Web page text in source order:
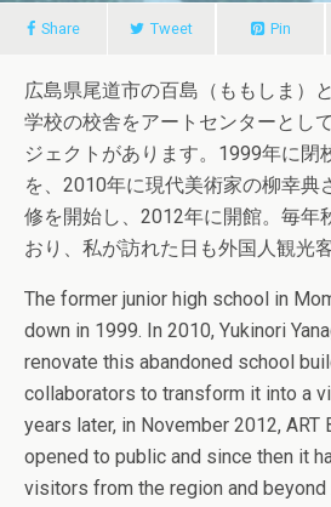
Share Tweet Pin
広島県尾道市の百島（ももしま）
学校の校舎をアートセンターとし
ジェクトがあります。1999年に閉
を、2010年に現代美術家の柳幸典
修を開始し、2012年に開館。毎年
おり、私が訪れた日も外国人観光
The former junior high school in
down in 1999. In 2010, Yukinori
renovate this abandoned school
collaborators to transform it into a
years later, in November 2012, ART
opened to public and since then it
visitors from the region and